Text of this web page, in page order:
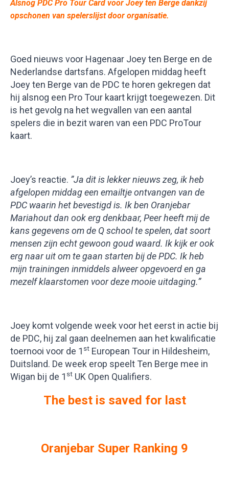
Alsnog PDC Pro Tour Card voor Joey ten Berge dankzij
opschonen van spelerslijst door organisatie.
Goed nieuws voor Hagenaar Joey ten Berge en de
Nederlandse dartsfans. Afgelopen middag heeft
Joey ten Berge van de PDC te horen gekregen dat
hij alsnog een Pro Tour kaart krijgt toegewezen. Dit
is het gevolg na het wegvallen van een aantal
spelers die in bezit waren van een PDC ProTour
kaart.
Joey’s reactie. ”Ja dit is lekker nieuws zeg, ik heb
afgelopen middag een emailtje ontvangen van de
PDC waarin het bevestigd is. Ik ben Oranjebar
Mariahout dan ook erg denkbaar, Peer heeft mij de
kans gegevens om de Q school te spelen, dat soort
mensen zijn echt gewoon goud waard. Ik kijk er ook
erg naar uit om te gaan starten bij de PDC. Ik heb
mijn trainingen inmiddels alweer opgevoerd en ga
mezelf klaarstomen voor deze mooie uitdaging.”
Joey komt volgende week voor het eerst in actie bij
de PDC, hij zal gaan deelnemen aan het kwalificatie
toernooi voor de 1 st European Tour in Hildesheim,
Duitsland. De week erop speelt Ten Berge mee in
Wigan bij de 1 st UK Open Qualifiers.
The best is saved for last
Oranjebar Super Ranking 9